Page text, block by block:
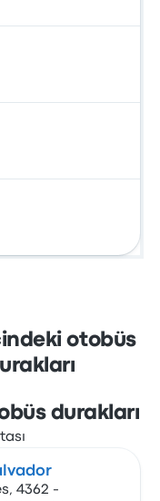
otobüs
durakları
4362 -